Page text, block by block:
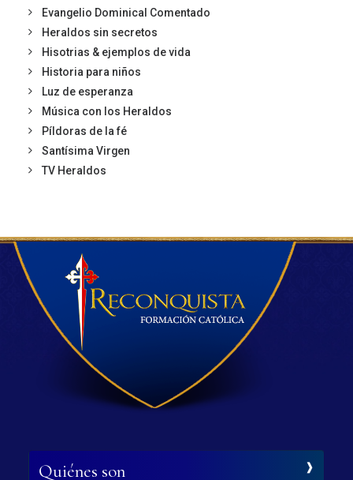
Evangelio Dominical Comentado
Heraldos sin secretos
Hisotrias & ejemplos de vida
Historia para niños
Luz de esperanza
Música con los Heraldos
Píldoras de la fé
Santísima Virgen
TV Heraldos
Quiénes son